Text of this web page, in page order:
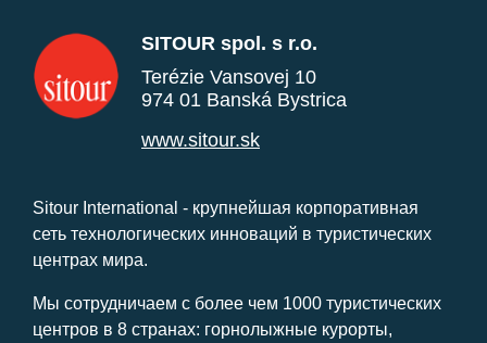
SITOUR spol. s r.o.
Terézie Vansovej 10
974 01 Banská Bystrica
www.sitour.sk
Sitour International - крупнейшая корпоративная
сеть технологических инноваций в туристических
центрах мира.
Мы сотрудничаем с более чем 1000 туристических
центров в 8 странах: горнолыжные курорты,